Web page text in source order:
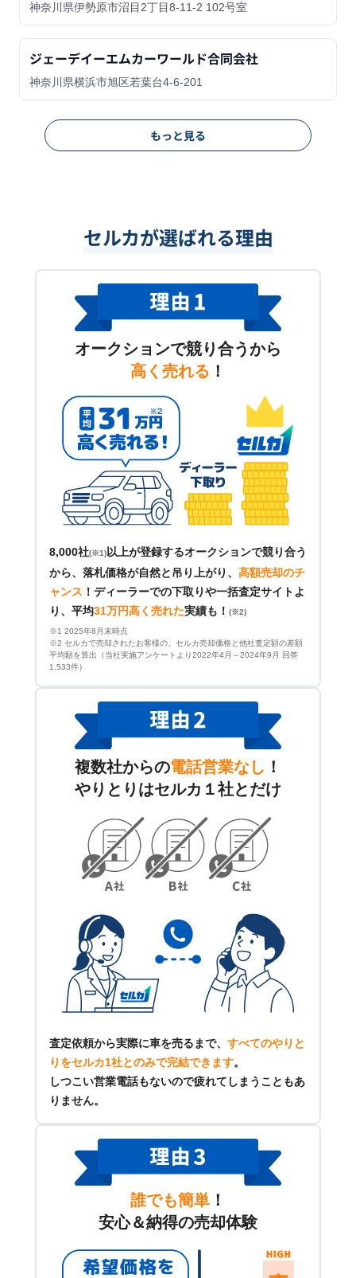
神奈川県伊勢原市沼目2丁目8-11-2 102号室
ジェーデイーエムカーワールド合同会社
神奈川県横浜市旭区若葉台4-6-201
もっと見る
セルカが選ばれる理由
オークションで競り合うから
高く売れる ！
8,000社(※1) 以上が登録するオークションで競り合う
から、落札価格が自然と吊り上がり、 高額売却のチ
ャンス ！ ディーラーでの下取りや一括査定サイトよ
り、平均31万円高く売れた実績も！ (※2)
※1 2025年8月末時点
※2 セルカで売却されたお客様の、セルカ売却価格と他社査定額の差額
平均額を算出（当社実施アンケートより2022年4月～2024年9月 回答
1,533件）
複数社からの電話営業なし ！
やりとりはセルカ１社とだけ
査定依頼から実際に車を売るまで、 すべてのやりと
りをセルカ1社とのみで完結できます。
しつこい営業電話もないので疲れてしまうこともあ
りません。
誰でも簡単 ！
安心＆納得の売却体験